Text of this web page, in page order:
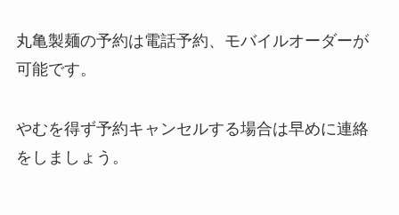
丸亀製麺の予約は電話予約、モバイルオーダーが
可能です。
やむを得ず予約キャンセルする場合は早めに連絡
をしましょう。